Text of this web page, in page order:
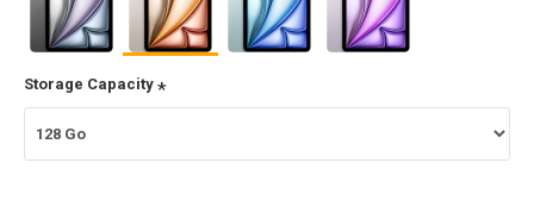
Storage Capacity